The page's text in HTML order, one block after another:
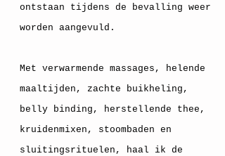
ontstaan tijdens de bevalling weer
worden aangevuld.
Met verwarmende massages, helende
maaltijden, zachte buikheling,
belly binding, herstellende thee,
kruidenmixen, stoombaden en
sluitingsrituelen, haal ik de